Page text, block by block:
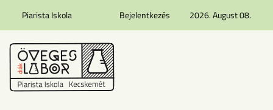
2026. August 08.
Piarista Iskola
Bejelentkezés